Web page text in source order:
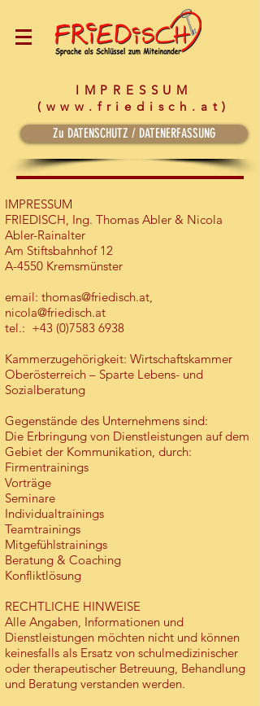
IMPRESSUM
( www.friedisch.at)
Zu DATENSCHUTZ / DATENERFASSUNG
IMPRESSUM
FRIEDISCH, Ing. Thomas Abler & Nicola
Abler-Rainalter
Am Stiftsbahnhof 12
A-4550 Kremsmünster
email: thomas@friedisch.at,
nicola@friedisch.at
tel.: +43 (0)7583 6938
Kammerzugehörigkeit: Wirtschaftskammer
Oberösterreich – Sparte Lebens- und
Sozialberatung
Gegenstände des Unternehmens sind:
Die Erbringung von Dienstleistungen auf dem
Gebiet der Kommunikation, durch:
Firmentrainings
Vorträge
Seminare
Individualtrainings
Teamtrainings
Mitgefühlstrainings
Beratung & Coaching
Konfliktlösung
RECHTLICHE HINWEISE
Alle Angaben, Informationen und
Dienstleistungen möchten nicht und können
keinesfalls als Ersatz von schulmedizinischer
oder therapeutischer Betreuung, Behandlung
und Beratung verstanden werden.